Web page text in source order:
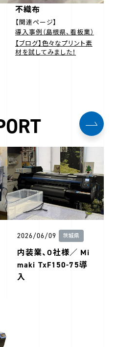
不織布
【関連ページ】
導入事例（島根県、看板業）
【ブログ】色々なプリント素
材を試してみました！
2026/06/09 茨城県
内装業、O社様／ Mi
maki TxF150-75導
入